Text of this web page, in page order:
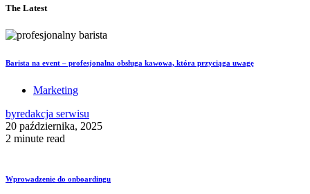
The Latest
Barista na event – profesjonalna obsługa kawowa, która przyciąga uwagę
Marketing
byredakcja serwisu
20 października, 2025
2 minute read
Wprowadzenie do onboardingu